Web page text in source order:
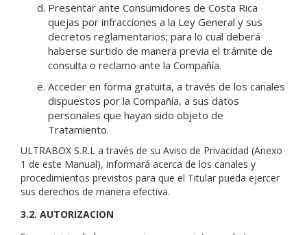
Presentar ante Consumidores de Costa Rica
quejas por infracciones a la Ley General y sus
decretos reglamentarios; para lo cual deberá
haberse surtido de manera previa el trámite de
consulta o reclamo ante la Compañía.
Acceder en forma gratuita, a través de los canales
dispuestos por la Compañía, a sus datos
personales que hayan sido objeto de
Tratamiento.
ULTRABOX S.R.L a través de su Aviso de Privacidad (Anexo
1 de este Manual), informará acerca de los canales y
procedimientos previstos para que el Titular pueda ejercer
sus derechos de manera efectiva.
3.2. AUTORIZACION